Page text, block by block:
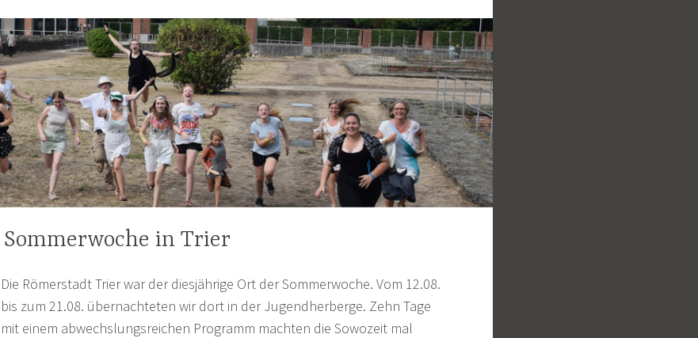
Sommerwoche in Trier
Die Römerstadt Trier war der diesjährige Ort der Sommerwoche. Vom 12.08.
bis zum 21.08. übernachteten wir dort in der Jugendherberge. Zehn Tage
mit einem abwechslungsreichen Programm machten die Sowozeit mal